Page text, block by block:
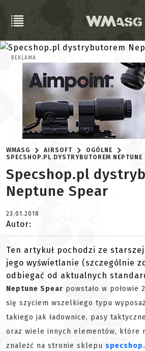
REKLAMA
WMASG AIRSOFT
OGÓLNE
SPECSHOP.PL DYSTRYBUTOREM NEPTUNE
Specshop.pl
Neptune Spear
23.01.2018
Autor:
Ten artykuł pochodzi ze
jego wyświetlanie (szczególnie
odbiegać od aktualnych
Neptune Spear powstało w połowie
się szyciem wszelkiego typu
takiego jak ładownice, pasy
oraz wiele innych elementów, które
znaleźć na stronie sklepu